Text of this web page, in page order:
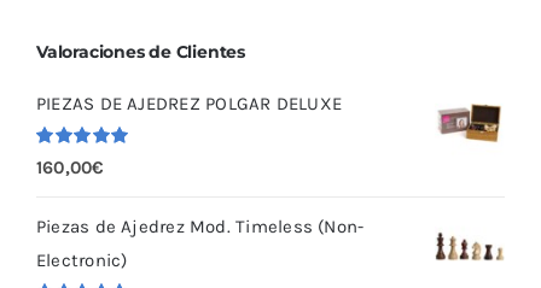
Valoraciones de Clientes
PIEZAS DE AJEDREZ POLGAR DELUXE
Valorado
con 5.00
160,00€
Piezas de Ajedrez Mod. Timeless (Non-
Electronic)